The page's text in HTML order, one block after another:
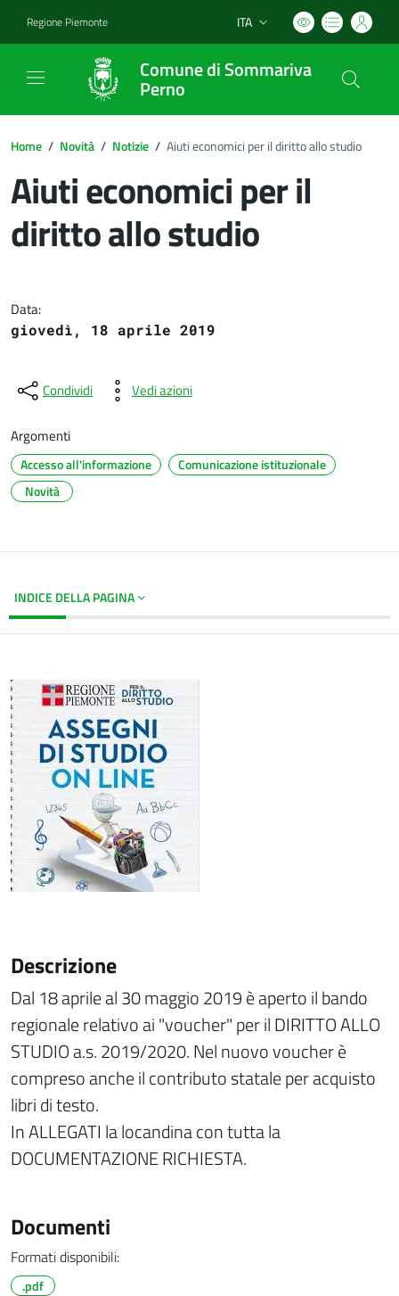
Regione Piemonte Lingua attiva:
ITA
Comune di Sommariva
Perno
Home / Novità / Notizie / Aiuti economici per il diritto allo studio
Aiuti economici per il
diritto allo studio
Data:
giovedì, 18 aprile 2019
Condividi Vedi azioni
Argomenti
Accesso all'informazione
Comunicazione istituzionale
Novità
INDICE DELLA PAGINA
Descrizione
Dal 18 aprile al 30 maggio 2019 è aperto il bando
regionale relativo ai "voucher" per il DIRITTO ALLO
STUDIO a.s. 2019/2020. Nel nuovo voucher è
compreso anche il contributo statale per acquisto
libri di testo.
In ALLEGATI la locandina con tutta la
DOCUMENTAZIONE RICHIESTA.
Documenti
Formati disponibili:
.pdf